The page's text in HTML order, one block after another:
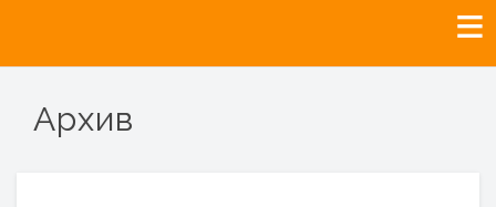
Архив